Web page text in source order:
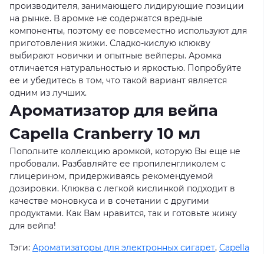
производителя, занимающего лидирующие позиции
на рынке. В аромке не содержатся вредные
компоненты, поэтому ее повсеместно используют для
приготовления жижи. Сладко-кислую клюкву
выбирают новички и опытные вейперы. Аромка
отличается натуральностью и яркостью. Попробуйте
ее и убедитесь в том, что такой вариант является
одним из лучших.
Ароматизатор для вейпа
Capella Cranberry 10 мл
Пополните коллекцию аромкой, которую Вы еще не
пробовали. Разбавляйте ее пропиленгликолем с
глицерином, придерживаясь рекомендуемой
дозировки. Клюква с легкой кислинкой подходит в
качестве моновкуса и в сочетании с другими
продуктами. Как Вам нравится, так и готовьте жижу
для вейпа!
Тэги: Ароматизаторы для электронных сигарет, Capella